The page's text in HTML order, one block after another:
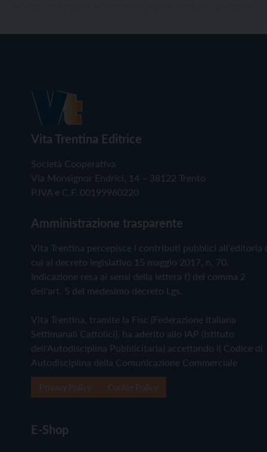
Vita Trentina Editrice
Società Cooperativa
Via Monsignor Endrici, 14 – 38122 Trento
P.IVA e C.F. 00199960220
Amministrazione trasparente
Vita Trentina percepisce i contributi pubblici all'editoria
cui al decreto legislativo 15 maggio 2017, n. 70.
Indicazione resa ai sensi della lettera f) del comma 2
dell'art. 5 del medesimo decreto Lgs.
Vita Trentina, tramite la Fisc (Federazione Italiana
Settimanali Cattolici), ha aderito allo IAP (Istituto
dell'Autodisciplina Pubblicitaria) accettando il Codice di
Autodisciplina della Comunicazione Commerciale
E-Shop